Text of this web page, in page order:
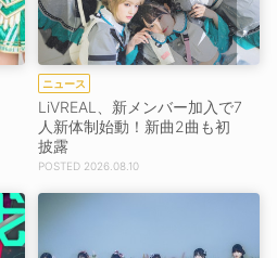
ニュース
LiVREAL、新メンバー加入で7
人新体制始動！新曲2曲も初
披露
2026.08.10